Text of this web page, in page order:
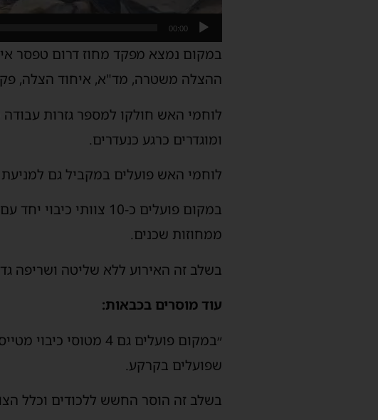
00:00
במקום נמצא מפקד מחוז דרום טפסר
ההצלה משטרה, מד"א, איחוד הצלה,
לוחמי האש חולקו למספר גזרות
ומוגדרים כרגע כנעדרים.
לוחמי האש פועלים במקביל גם
ממחוזות שכנים.
בשלב זה האירוע ללא שליטה ושריפה
עוד מוסרים בכבאות:
״במקום פועלים גם 4
שפועלים בקרקע.
בשלב זה הוסר החשש ללכודים וכלל